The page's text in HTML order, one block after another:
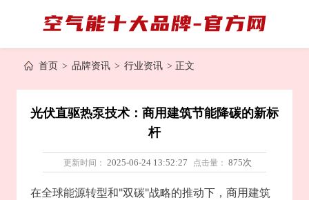
首页 > 品牌资讯 > 行业资讯 > 正文
光伏直驱热泵技术：商用建筑节能降碳的新标
杆
更新时间： 2025-06-24 13:52:27 点击量： 875次
在全球能源转型和"双碳"战略的推动下，商用建筑